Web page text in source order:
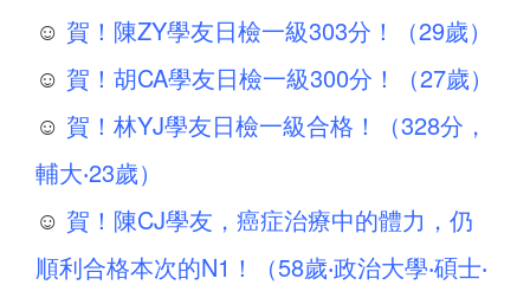
☺ 賀！陳ZY學友日檢一級303分！（29歲）
☺ 賀！胡CA學友日檢一級300分！（27歲）
☺ 賀！林YJ學友日檢一級合格！（328分，
輔大‧23歲）
☺ 賀！陳CJ學友，癌症治療中的體力，仍
順利合格本次的N1！（58歲‧政治大學‧碩士‧